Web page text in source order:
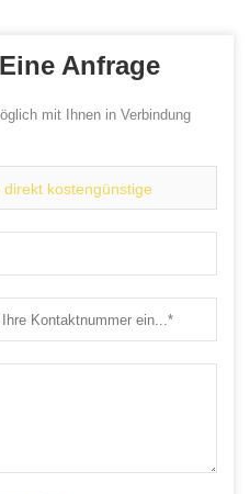
Anfrage
mit Ihnen in Verbindung
kostengünstige
2000 Watt fasermetall